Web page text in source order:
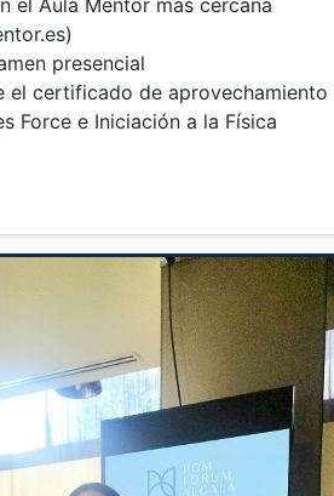
el Aula Mentor más cercana
presencial
el certificado de aprovechamiento
Force e Iniciación a la Física